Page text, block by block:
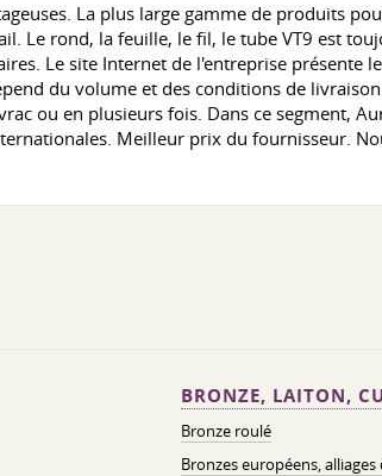
La plus large gamme de produits
Le rond, la feuille, le fil, le tube VT9 est
Le site Internet de l'entreprise présente
du volume et des conditions de
ou en plusieurs fois. Dans ce segment,
Meilleur prix du fournisseur.
BRONZE, LAITON,
Bronze roulé
Bronzes européens, alliages